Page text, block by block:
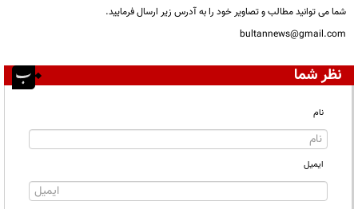
شما می توانید مطالب و تصاویر خود را به آدرس زیر ارسال فرمایید.
bultannews@gmail.com
نظر شما
نام
ایمیل